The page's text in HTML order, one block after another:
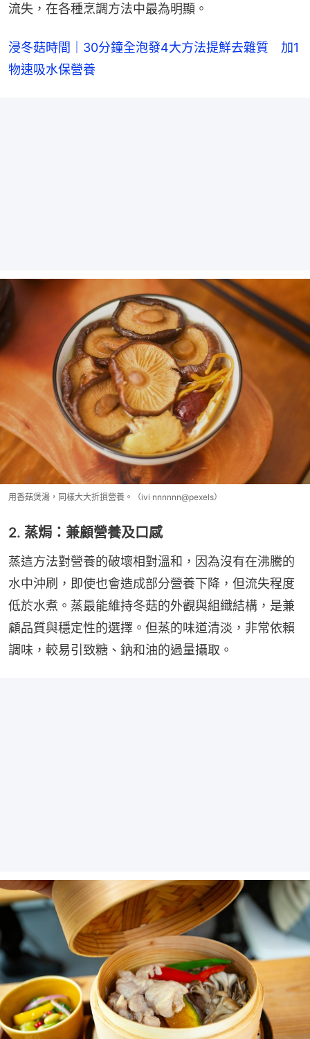
流失，在各種烹調方法中最為明顯。
浸冬菇時間｜30分鐘全泡發4大方法提鮮去雜質　加1
物速吸水保營養
用香菇煲湯，同樣大大折損營養。（ivi nnnnnn@pexels）
2. 蒸焗：兼顧營養及口感
蒸這方法對營養的破壞相對溫和，因為沒有在沸騰的
水中沖刷，即使也會造成部分營養下降，但流失程度
低於水煮。蒸最能維持冬菇的外觀與組織結構，是兼
顧品質與穩定性的選擇。但蒸的味道清淡，非常依賴
調味，較易引致糖、鈉和油的過量攝取。